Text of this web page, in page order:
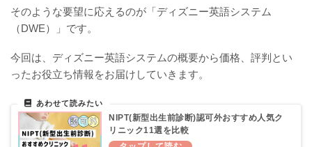
そのような要望に応えるのが「ディズニー英語システム
（DWE）」です。
今回は、ディズニー英語システムの概要から価格、評判とい
ったお役立ち情報をお届けしていきます。
NIPT(新型出生前診断)認可外おすすめ人気ク
リニック11選を比較